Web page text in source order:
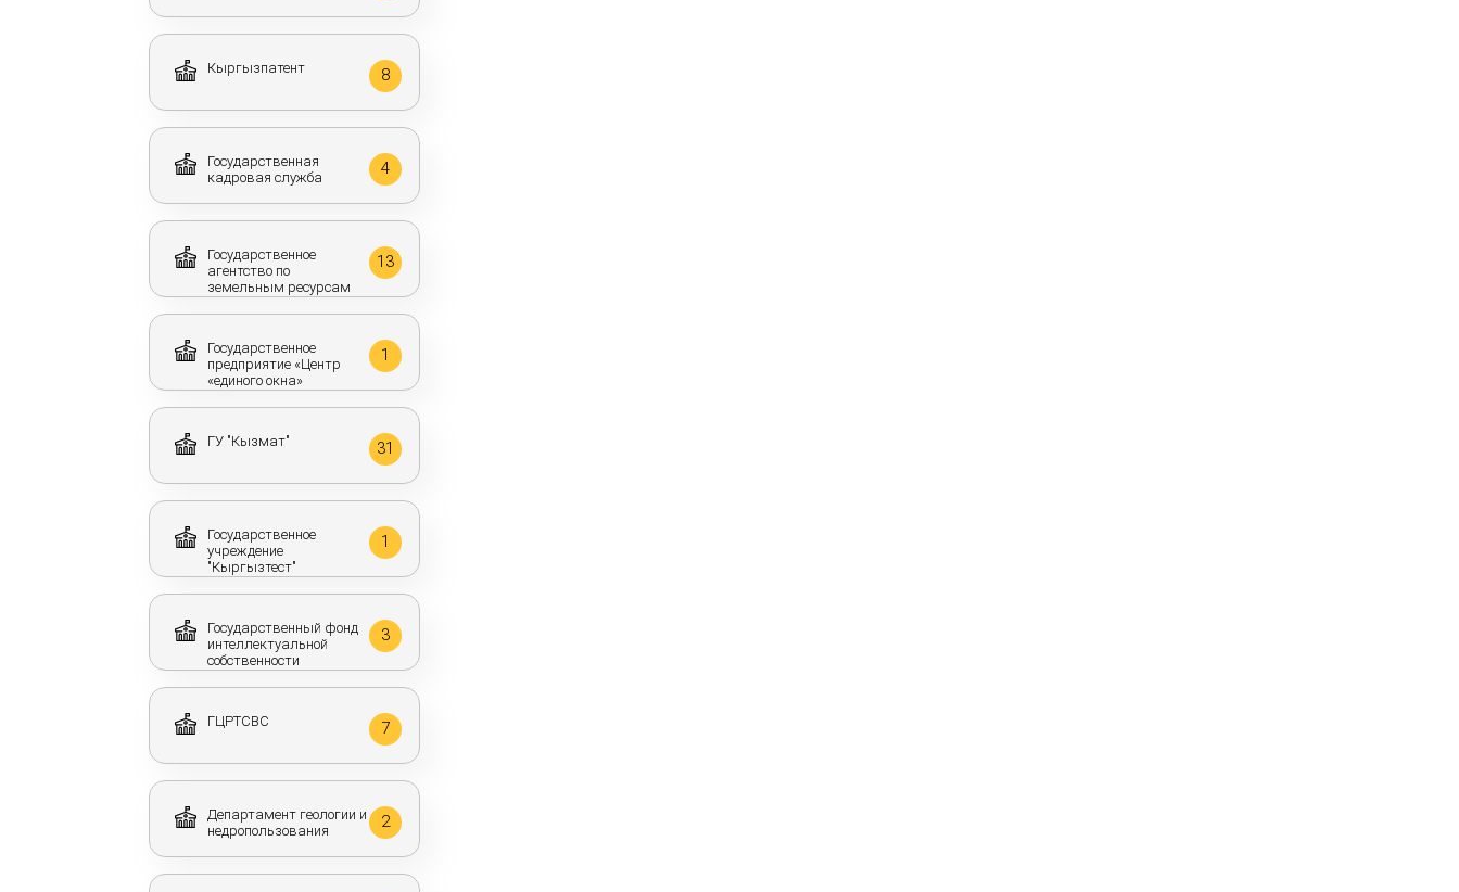
Кыргызпатент 8
Государственная
кадровая служба
4
Государственное
агентство по
земельным ресурсам
13
Государственное
предприятие «Центр
«единого окна»
1
ГУ "Кызмат" 31
Государственное
учреждение
"Кыргызтест"
1
Государственный фонд
интеллектуальной
собственности
3
ГЦРТСВС 7
Департамент геологии и
недропользования
2